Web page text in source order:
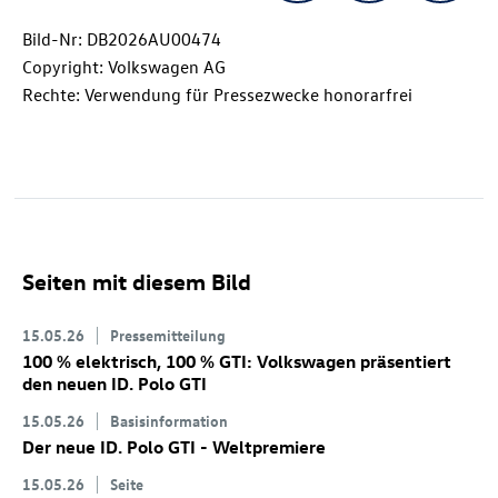
Bild-Nr: DB2026AU00474
Copyright: Volkswagen AG
Rechte: Verwendung für Pressezwecke honorarfrei
Seiten mit diesem Bild
15.05.26 Pressemitteilung
100 % elektrisch, 100 % GTI: Volkswagen präsentiert
den neuen ID. Polo GTI
15.05.26 Basisinformation
Der neue ID. Polo GTI - Weltpremiere
15.05.26 Seite